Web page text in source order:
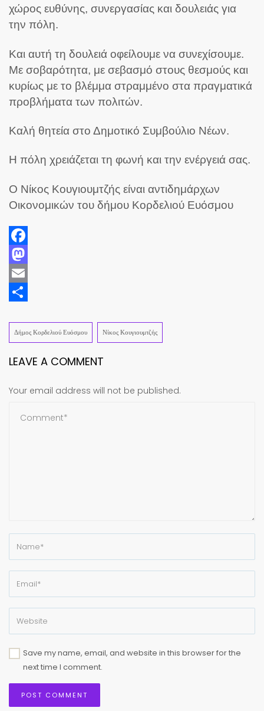
χώρος ευθύνης, συνεργασίας και δουλειάς για
την πόλη.
Και αυτή τη δουλειά οφείλουμε να συνεχίσουμε.
Με σοβαρότητα, με σεβασμό στους θεσμούς και
κυρίως με το βλέμμα στραμμένο στα πραγματικά
προβλήματα των πολιτών.
Καλή θητεία στο Δημοτικό Συμβούλιο Νέων.
Η πόλη χρειάζεται τη φωνή και την ενέργειά σας.
Ο Νίκος Κουγιουμτζής είναι αντιδημάρχων
Οικονομικών του δήμου Κορδελιού Ευόσμου
Facebook
Mastodon
Email
Δήμος Κορδελιού Ευόσμου Νίκος Κουγιουμτζής
LEAVE A COMMENT
Your email address will not be published.
Save my name, email, and website in this browser for the
next time I comment.